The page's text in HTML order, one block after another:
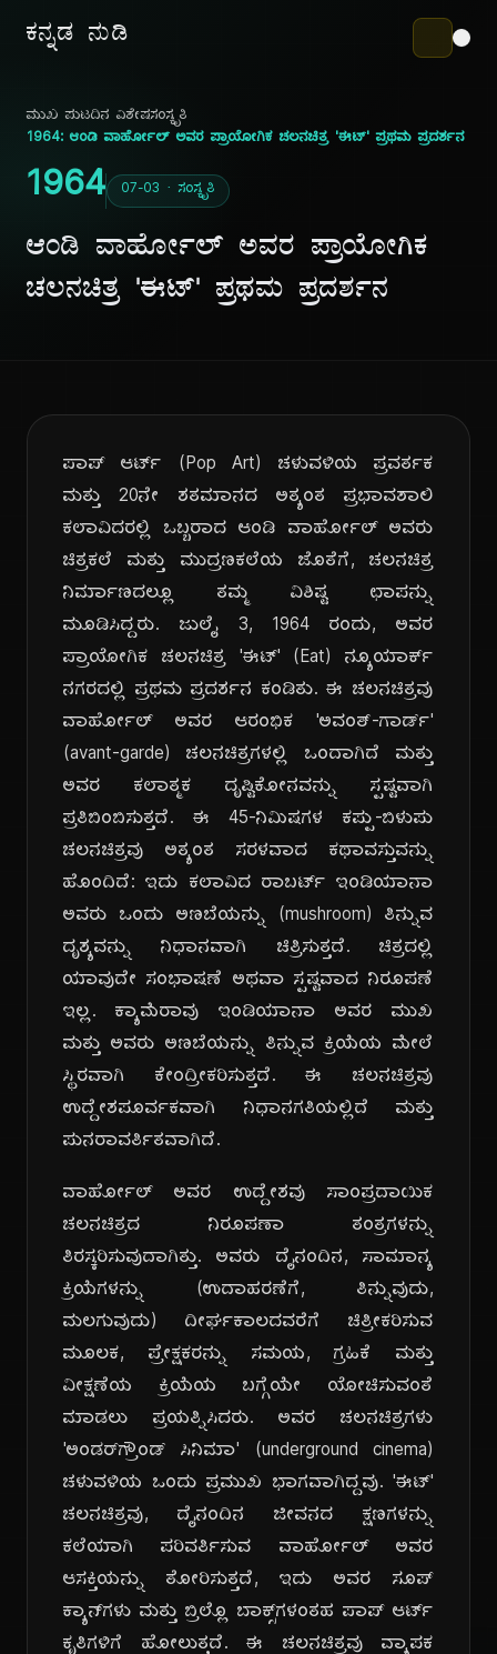
ಕನ್ನಡ ನುಡಿ
ಮುಖ ಪುಟದಿನ ವಿಶೇಷಸಂಸ್ಕೃತಿ
1964: ಆಂಡಿ ವಾರ್ಹೋಲ್ ಅವರ ಪ್ರಾಯೋಗಿಕ ಚಲನಚಿತ್ರ 'ಈಟ್' ಪ್ರಥಮ ಪ್ರದರ್ಶನ
1964 07-03 · ಸಂಸ್ಕೃತಿ
ಆಂಡಿ ವಾರ್ಹೋಲ್ ಅವರ ಪ್ರಾಯೋಗಿಕ
ಚಲನಚಿತ್ರ 'ಈಟ್' ಪ್ರಥಮ ಪ್ರದರ್ಶನ
ಪಾಪ್ ಆರ್ಟ್ (Pop Art) ಚಳುವಳಿಯ ಪ್ರವರ್ತಕ
ಮತ್ತು 20ನೇ ಶತಮಾನದ ಅತ್ಯಂತ ಪ್ರಭಾವಶಾಲಿ
ಕಲಾವಿದರಲ್ಲಿ ಒಬ್ಬರಾದ ಆಂಡಿ ವಾರ್ಹೋಲ್ ಅವರು
ಚಿತ್ರಕಲೆ ಮತ್ತು ಮುದ್ರಣಕಲೆಯ ಜೊತೆಗೆ, ಚಲನಚಿತ್ರ
ನಿರ್ಮಾಣದಲ್ಲೂ ತಮ್ಮ ವಿಶಿಷ್ಟ ಛಾಪನ್ನು
ಮೂಡಿಸಿದ್ದರು. ಜುಲೈ 3, 1964 ರಂದು, ಅವರ
ಪ್ರಾಯೋಗಿಕ ಚಲನಚಿತ್ರ 'ಈಟ್' (Eat) ನ್ಯೂಯಾರ್ಕ್
ನಗರದಲ್ಲಿ ಪ್ರಥಮ ಪ್ರದರ್ಶನ ಕಂಡಿತು. ಈ ಚಲನಚಿತ್ರವು
ವಾರ್ಹೋಲ್ ಅವರ ಆರಂಭಿಕ 'ಅವಂತ್-ಗಾರ್ಡ್'
(avant-garde) ಚಲನಚಿತ್ರಗಳಲ್ಲಿ ಒಂದಾಗಿದೆ ಮತ್ತು
ಅವರ ಕಲಾತ್ಮಕ ದೃಷ್ಟಿಕೋನವನ್ನು ಸ್ಪಷ್ಟವಾಗಿ
ಪ್ರತಿಬಿಂಬಿಸುತ್ತದೆ. ಈ 45-ನಿಮಿಷಗಳ ಕಪ್ಪು-ಬಿಳುಪು
ಚಲನಚಿತ್ರವು ಅತ್ಯಂತ ಸರಳವಾದ ಕಥಾವಸ್ತುವನ್ನು
ಹೊಂದಿದೆ: ಇದು ಕಲಾವಿದ ರಾಬರ್ಟ್ ಇಂಡಿಯಾನಾ
ಅವರು ಒಂದು ಅಣಬೆಯನ್ನು (mushroom) ತಿನ್ನುವ
ದೃಶ್ಯವನ್ನು ನಿಧಾನವಾಗಿ ಚಿತ್ರಿಸುತ್ತದೆ. ಚಿತ್ರದಲ್ಲಿ
ಯಾವುದೇ ಸಂಭಾಷಣೆ ಅಥವಾ ಸ್ಪಷ್ಟವಾದ ನಿರೂಪಣೆ
ಇಲ್ಲ. ಕ್ಯಾಮೆರಾವು ಇಂಡಿಯಾನಾ ಅವರ ಮುಖ
ಮತ್ತು ಅವರು ಅಣಬೆಯನ್ನು ತಿನ್ನುವ ಕ್ರಿಯೆಯ ಮೇಲೆ
ಸ್ಥಿರವಾಗಿ ಕೇಂದ್ರೀಕರಿಸುತ್ತದೆ. ಈ ಚಲನಚಿತ್ರವು
ಉದ್ದೇಶಪೂರ್ವಕವಾಗಿ ನಿಧಾನಗತಿಯಲ್ಲಿದೆ ಮತ್ತು
ಪುನರಾವರ್ತಿತವಾಗಿದೆ.
ವಾರ್ಹೋಲ್ ಅವರ ಉದ್ದೇಶವು ಸಾಂಪ್ರದಾಯಿಕ
ಚಲನಚಿತ್ರದ ನಿರೂಪಣಾ ತಂತ್ರಗಳನ್ನು
ತಿರಸ್ಕರಿಸುವುದಾಗಿತ್ತು. ಅವರು ದೈನಂದಿನ, ಸಾಮಾನ್ಯ
ಕ್ರಿಯೆಗಳನ್ನು (ಉದಾಹರಣೆಗೆ, ತಿನ್ನುವುದು,
ಮಲಗುವುದು) ದೀರ್ಘಕಾಲದವರೆಗೆ ಚಿತ್ರೀಕರಿಸುವ
ಮೂಲಕ, ಪ್ರೇಕ್ಷಕರನ್ನು ಸಮಯ, ಗ್ರಹಿಕೆ ಮತ್ತು
ವೀಕ್ಷಣೆಯ ಕ್ರಿಯೆಯ ಬಗ್ಗೆಯೇ ಯೋಚಿಸುವಂತೆ
ಮಾಡಲು ಪ್ರಯತ್ನಿಸಿದರು. ಅವರ ಚಲನಚಿತ್ರಗಳು
'ಅಂಡರ್‌ಗ್ರೌಂಡ್ ಸಿನಿಮಾ' (underground cinema)
ಚಳುವಳಿಯ ಒಂದು ಪ್ರಮುಖ ಭಾಗವಾಗಿದ್ದವು. 'ಈಟ್'
ಚಲನಚಿತ್ರವು, ದೈನಂದಿನ ಜೀವನದ ಕ್ಷಣಗಳನ್ನು
ಕಲೆಯಾಗಿ ಪರಿವರ್ತಿಸುವ ವಾರ್ಹೋಲ್ ಅವರ
ಆಸಕ್ತಿಯನ್ನು ತೋರಿಸುತ್ತದೆ, ಇದು ಅವರ ಸೂಪ್
ಕ್ಯಾನ್‌ಗಳು ಮತ್ತು ಬ್ರಿಲ್ಲೊ ಬಾಕ್ಸ್‌ಗಳಂತಹ ಪಾಪ್ ಆರ್ಟ್
ಕೃತಿಗಳಿಗೆ ಹೋಲುತ್ತದೆ. ಈ ಚಲನಚಿತ್ರವು ವ್ಯಾಪಕ